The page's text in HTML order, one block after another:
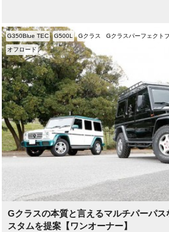
Gクラスの本質と言えるマルチパーパ
スタムを提案【ワンオーナー】
G350Blue TEC G500L Gクラス Gクラスパーフェクト
オフロード